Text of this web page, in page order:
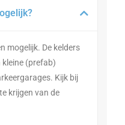
mogelijk. De kelders
kleine (prefab)
. Kijk bij
krijgen van de